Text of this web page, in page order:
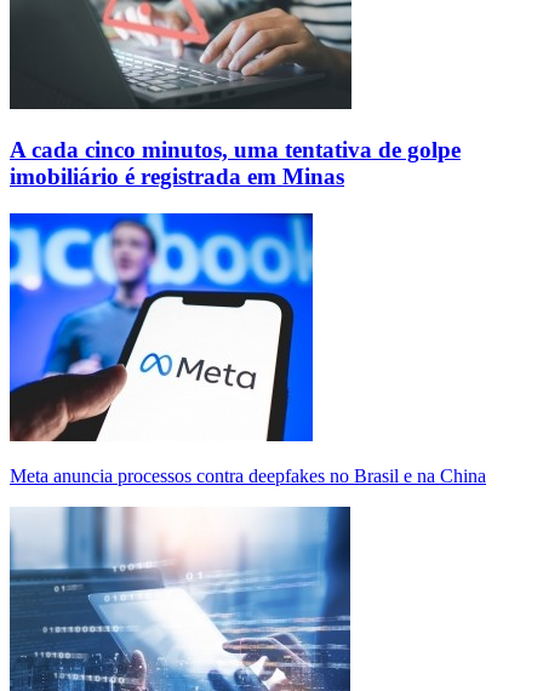
A cada cinco minutos, uma tentativa de golpe
imobiliário é registrada em Minas
Meta anuncia processos contra deepfakes no Brasil e na China